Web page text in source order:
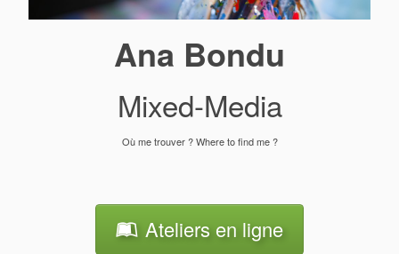
Ana Bondu
Mixed-Media
Où me trouver ? Where to find me ?
Ateliers en ligne